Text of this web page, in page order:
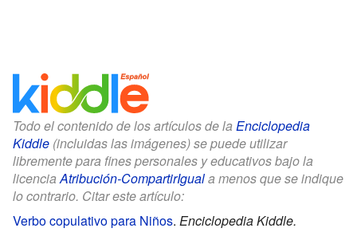
Todo el contenido de los artículos de la Enciclopedia
Kiddle (incluidas las imágenes) se puede utilizar
libremente para fines personales y educativos bajo la
licencia Atribución-CompartirIguala menos que se indique
lo contrario. Citar este artículo:
Verbo copulativo para Niños. Enciclopedia Kiddle.